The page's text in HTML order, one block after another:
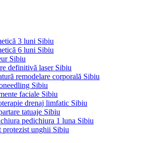
3 luni Sibiu
6 luni Sibiu
Sibiu
definitivă laser Sibiu
remodelare corporală Sibiu
Sibiu
faciale Sibiu
drenaj limfatic Sibiu
tatuaje Sibiu
pedichiura 1 luna Sibiu
protezist unghii Sibiu